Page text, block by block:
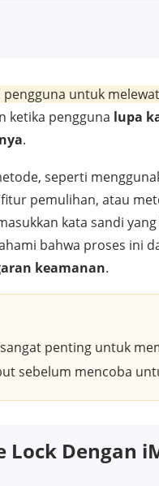
untuk
ketika pengguna lupa
.
seperti
pemulihan, atau
kata sandi
bahwa proses ini
keamanan.
penting untuk
sebelum mencoba
Lock Dengan